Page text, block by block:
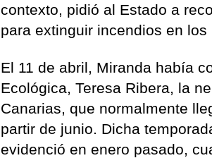
contexto, pidió al Estado a
para extinguir incendios en los
El 11 de abril, Miranda había
Ecológica, Teresa Ribera, la
Canarias, que normalmente
partir de junio. Dicha
evidenció en enero pasado,